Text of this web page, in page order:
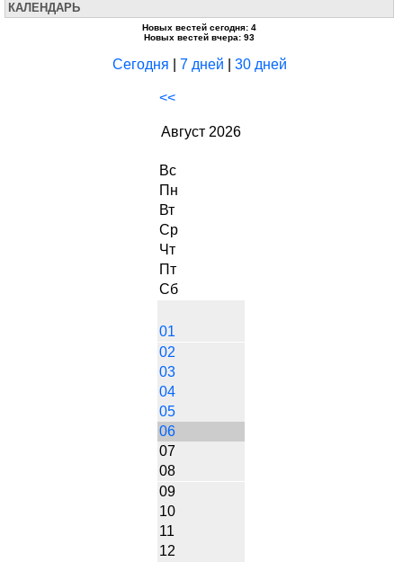
КАЛЕНДАРЬ
Новых вестей сегодня: 4
Новых вестей вчера: 93
Сегодня 7 дней 30 дней
<<
Август 2026
Вс
Пн
Вт
Ср
Чт
Пт
Сб
01
02
03
04
05
06
07
08
09
10
11
12